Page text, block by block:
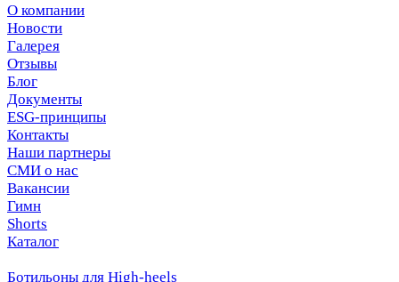
О компании
Новости
Галерея
Отзывы
Блог
Документы
ESG-принципы
Контакты
Наши партнеры
СМИ о нас
Вакансии
Гимн
Shorts
Каталог
Ботильоны для High-heels